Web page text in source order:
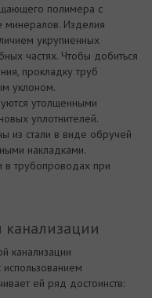
полимера с
минералов. Изделия
укрупненных
частях. Чтобы добиться
прокладку труб
уклоном.
утолщенными
уплотнителей.
из стали в виде обручей
накладками.
в трубопроводах при
канализации
ей ряд достоинств: